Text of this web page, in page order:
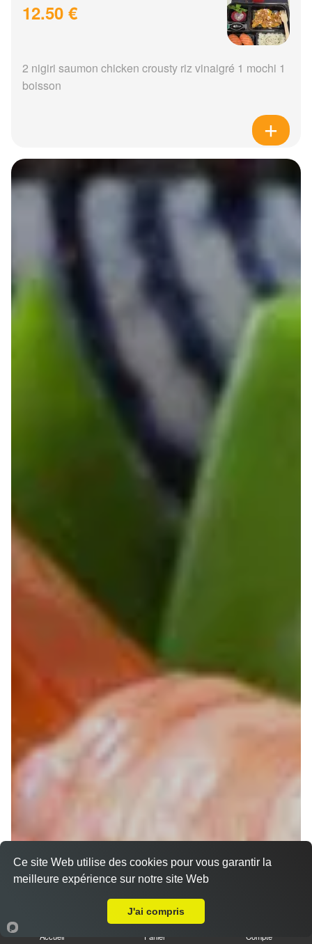
12.50 €
2 nigiri saumon chicken crousty riz vinaigré 1 mochi 1
boisson
Chirashi
Accueil Panier Compte
Ce site Web utilise des cookies pour vous garantir la
meilleure expérience sur notre site Web
J'ai compris